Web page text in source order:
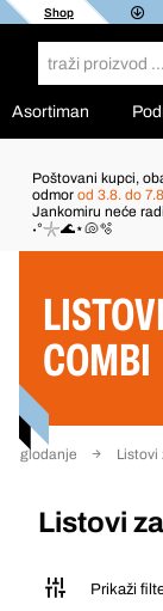
Shop
Asortiman
Poštovani kupci,
odmor od 3.8. do
Jankomiru neće
˖°𓇼🌊⋆🐚🫧
COMBI
i glodanje Listovi
Listovi
Prikaži
Filter